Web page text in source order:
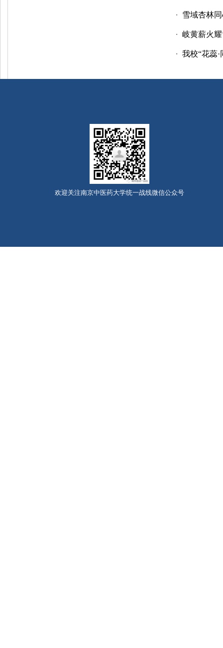
・ 雪域杏林
・ 岐黄薪火
・ 我校“花蕊
欢迎关注南京中医药大学统一战线微信公众号